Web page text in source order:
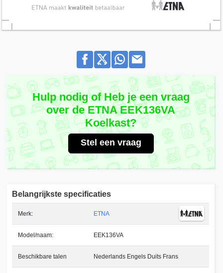
Hulp nodig of Heb je een vraag
over de ETNA EEK136VA
Koelkast?
Stel een vraag
Belangrijkste specificaties
Merk: ETNA
Model/naam: EEK136VA
Beschikbare talen Nederlands Engels Duits Frans